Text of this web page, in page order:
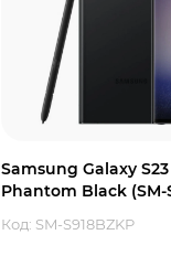
Samsung Galaxy S23
Phantom Black (SM-
Код: SM-S918BZKP